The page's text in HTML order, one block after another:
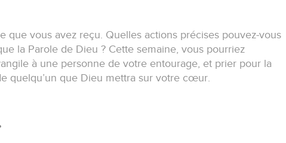
que vous avez reçu. Quelles actions précises pouvez-vous
la Parole de Dieu ? Cette semaine, vous pourriez
à une personne de votre entourage, et prier pour la
quelqu’un que Dieu mettra sur votre cœur.